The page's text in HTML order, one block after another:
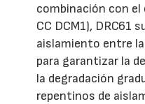
combinación con el
CC DCM1), DRC61
aislamiento entre
para garantizar la
la degradación
repentinos de